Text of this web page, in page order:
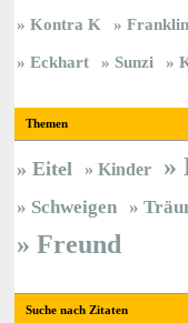
Kontra K
Franklin
Eckhart
Sunzi
Themen
Eitel Kinder
Schweigen
Freund
Suche nach Zitaten